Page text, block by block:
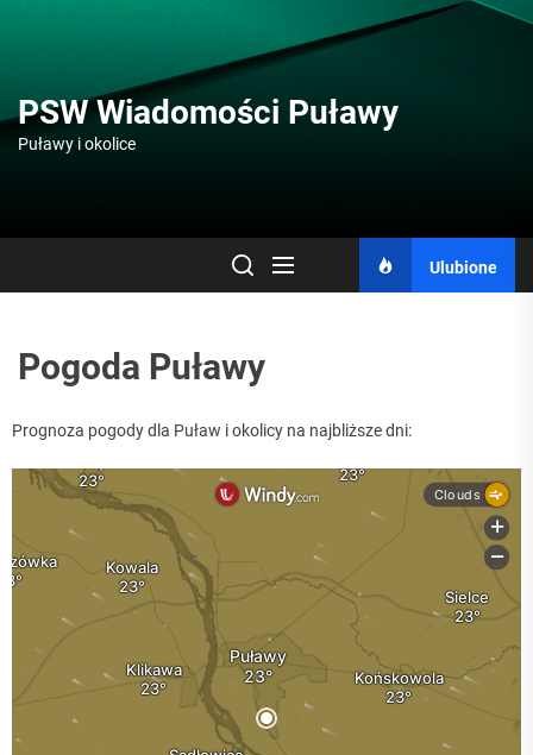
content
PSW Wiadomości Puławy
Puławy i okolice
Ulubione
Pogoda Puławy
Prognoza pogody dla Puław i okolicy na najbliższe dni: